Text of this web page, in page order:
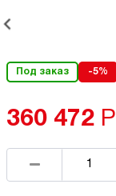
Под заказ -5%
360 472 Р